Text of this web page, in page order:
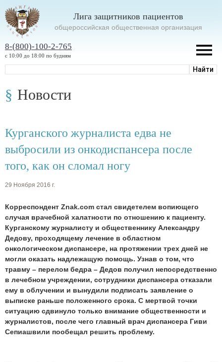
Лига защитников пациентов
oбщероссийская общественная организация
8-(800)-100-2-765
с 10:00 до 18:00 по будням
Новости
Курганского журналиста едва не
выбросили из онкодиспансера после
того, как он сломал ногу
29 Ноября 2016 г.
Корреспондент Znak.com стал свидетелем вопиющего
случая врачебной халатности по отношению к пациенту.
Курганскому журналисту и общественнику Александру
Дедову, проходящему лечение в областном
онкологическом диспансере, на протяжении трех дней не
могли оказать надлежащую помощь. Узнав о том, что
травму – перелом бедра – Дедов получил непосредственно
в лечебном учреждении, сотрудники диспансера отказали
ему в облучении и вынудили подписать заявление о
выписке раньше положенного срока. С мертвой точки
ситуацию сдвинуло только внимание общественности и
журналистов, после чего главный врач диспансера Гиви
Сепиашвили пообещал решить проблему.